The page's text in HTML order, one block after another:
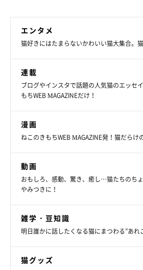
ローで見るのも楽しいですね。ここちゃ
無邪気に遊ぶここちゃんの姿は、下記の
ださい♡↓↓
エンタメ
猫好きにはたまらないかわいい猫大集合。
連載
ブログやインスタで話題の人気猫のエッセ
もちWEB MAGAZINEだけ！
漫画
ねこのきもちWEB MAGAZINE発！猫だら
動画
おもしろ、感動、驚き、癒し…猫たちのち
やみつきに！
雑学・豆知識
明日誰かに話したくなる猫にまつわる”あれ
猫グッズ